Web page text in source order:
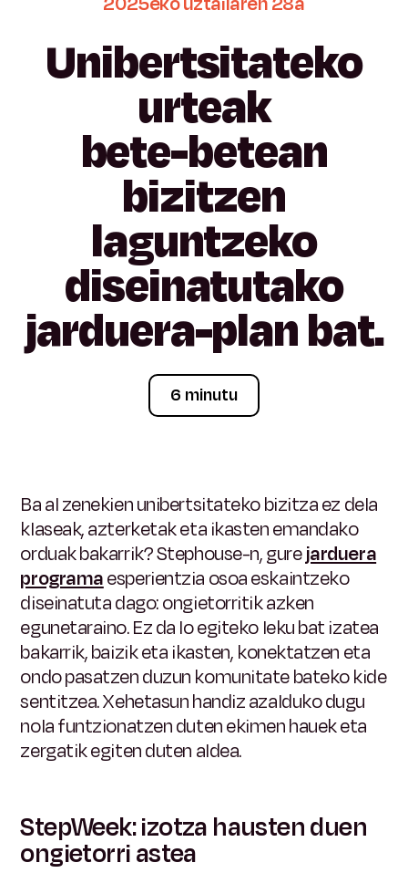
Unibertsitateko
urteak
bete-betean
bizitzen
laguntzeko
diseinatutako
jarduera-planbat.
6 minutu
Ba al zenekien unibertsitateko bizitza ez dela
klaseak, azterketak eta ikasten emandako
orduak bakarrik? Stephouse-n, gurejarduera
programaesperientzia osoa eskaintzeko
diseinatuta dago: ongietorritik azken
egunetaraino. Ez da lo egiteko leku bat izatea
bakarrik, baizik eta ikasten, konektatzen eta
ondo pasatzen duzun komunitate bateko kide
sentitzea. Xehetasun handiz azalduko dugu
nola funtzionatzen duten ekimen hauek eta
zergatik egiten duten aldea.
StepWeek: izotza hausten duen
ongietorri astea